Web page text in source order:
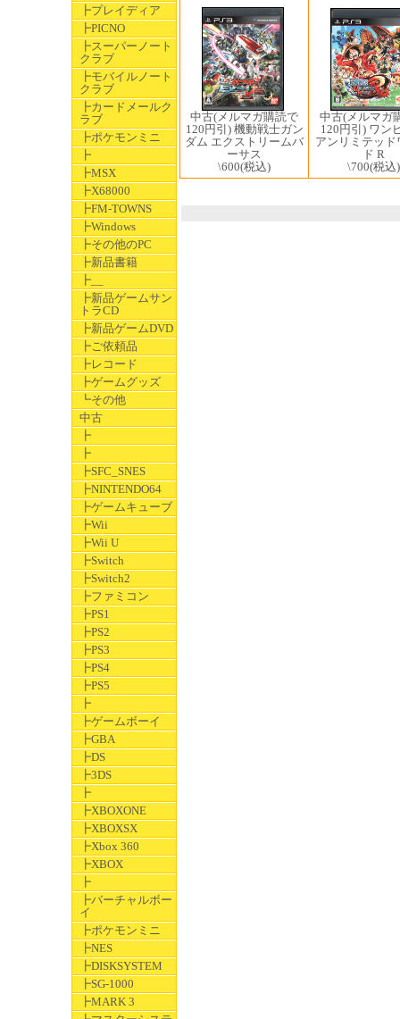
┣プレイディア
┣PICNO
┣スーパーノート
クラブ
┣モバイルノート
クラブ
┣カードメールク
ラブ
┣ポケモンミニ
┣
┣MSX
┣X68000
┣FM-TOWNS
┣Windows
┣その他のPC
┣新品書籍
┣__
┣新品ゲームサン
トラCD
┣新品ゲームDVD
┣ご依頼品
┣レコード
┣ゲームグッズ
┗その他
中古
┣
┣
┣SFC_SNES
┣NINTENDO64
┣ゲームキューブ
┣Wii
┣Wii U
┣Switch
┣Switch2
┣ファミコン
┣PS1
┣PS2
┣PS3
┣PS4
┣PS5
┣
┣ゲームボーイ
┣GBA
┣DS
┣3DS
┣
┣XBOXONE
┣XBOXSX
┣Xbox 360
┣XBOX
┣
┣バーチャルボー
イ
┣ポケモンミニ
┣NES
┣DISKSYSTEM
┣SG-1000
┣MARK 3
中古(メルマガ購読で
120円引) 機動戦士ガン
ダム エクストリームバ
ーサス
\600(税込)
中古(メルマガ
120円引) ワン
アンリミテッド
ド R
\700(税込)